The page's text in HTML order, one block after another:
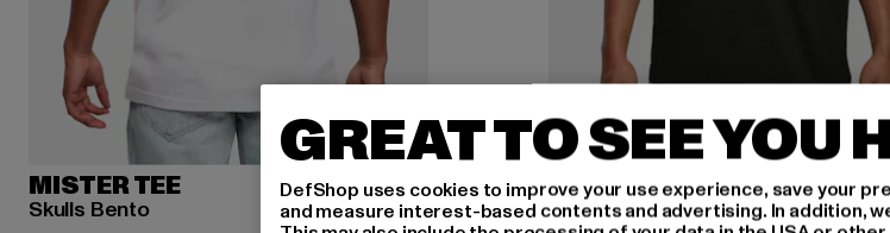
MISTER TEE
Skulls Bento
MISTER TEE
Hyeana Tee
GREAT TO SEE YOU
DefShop uses cookies to improve your use experience, save your
and measure interest-based contents and advertising. In addition,